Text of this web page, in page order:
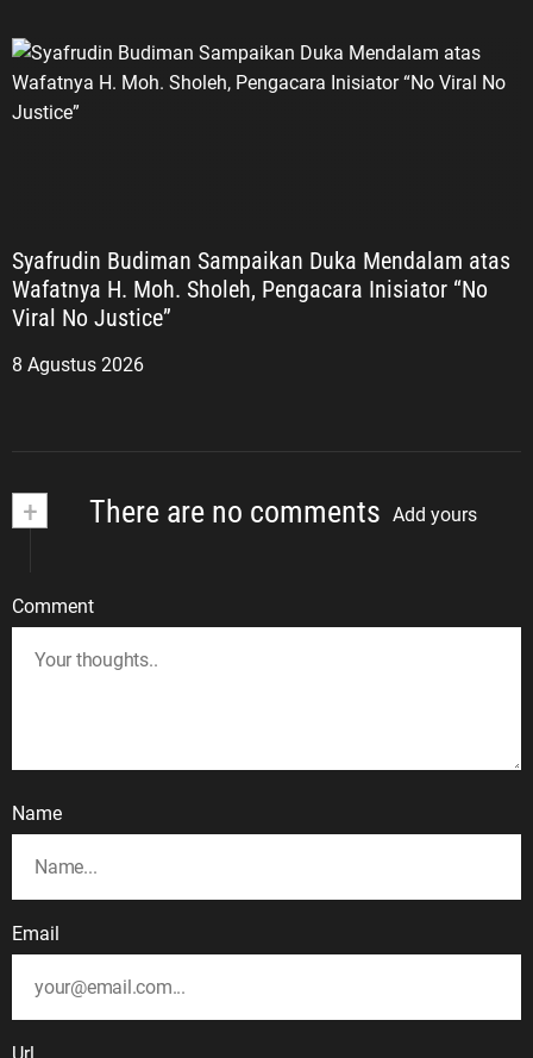
Syafrudin Budiman Sampaikan Duka Mendalam atas
Wafatnya H. Moh. Sholeh, Pengacara Inisiator “No
Viral No Justice”
8 Agustus 2026
+ There are no comments Add yours
Comment
Name
Email